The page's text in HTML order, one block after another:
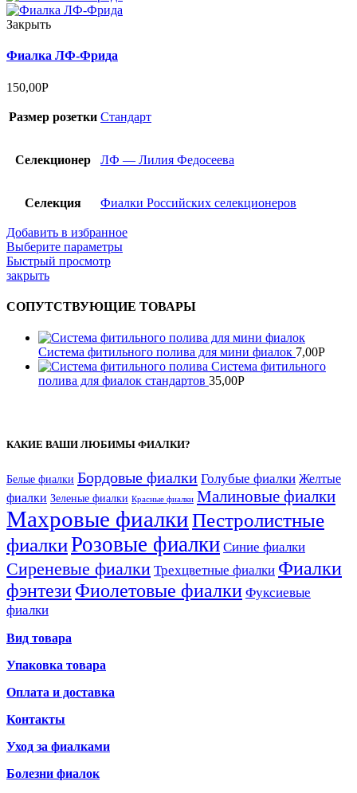
Закрыть
Фиалка ЛФ-Фрида
150,00Р
Размер розетки Стандарт
Селекционер ЛФ — Лилия Федосеева
Селекция Фиалки Российских селекционеров
Добавить в избранное
Выберите параметры
Быстрый просмотр
закрыть
СОПУТСТВУЮЩИЕ ТОВАРЫ
Система фитильного полива для мини фиалок 7,00Р
Система фитильного
полива для фиалок стандартов 35,00Р
КАКИЕ ВАШИ ЛЮБИМЫ ФИАЛКИ?
Белые фиалки Бордовые фиалки Голубые фиалки Желтые
фиалки Зеленые фиалки Красные фиалки Малиновые фиалки
Махровые фиалкиПестролистные
фиалкиРозовые фиалки Синие фиалки
Сиреневые фиалки Трехцветные фиалки Фиалки
фэнтезиФиолетовые фиалки Фуксиевые
фиалки
Вид товара
Упаковка товара
Оплата и доставка
Контакты
Уход за фиалками
Болезни фиалок